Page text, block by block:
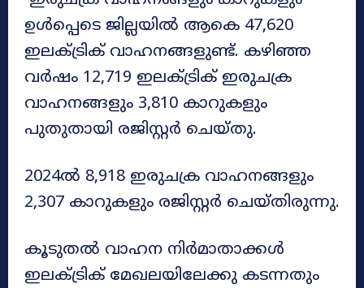
ഉൾപ്പെടെ ജില്ലയിൽ ആകെ 47,620
ഇലക്ട്രിക് വാഹനങ്ങളുണ്ട്. കഴിഞ്ഞ
വർഷം 12,719 ഇലക്ട്രിക് ഇരുചക്ര
വാഹനങ്ങളും 3,810 കാറുകളും
പുതുതായി രജിസ്റ്റർ ചെയ്തു.
2024ൽ 8,918 ഇരുചക്ര വാഹനങ്ങളും
2,307 കാറുകളും രജിസ്റ്റർ ചെയ്തിരുന്നു.
കൂടുതൽ വാഹന നിർമാതാക്കൾ
ഇലക്ട്രിക് മേഖലയിലേക്കു കടന്നതും